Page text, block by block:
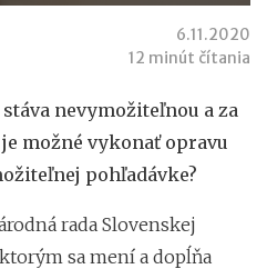
6.11.2020
12 minút čítania
nevymožiteľnou a za
možné vykonať opravu
pohľadávke?
rada Slovenskej
sa mení a dopĺňa